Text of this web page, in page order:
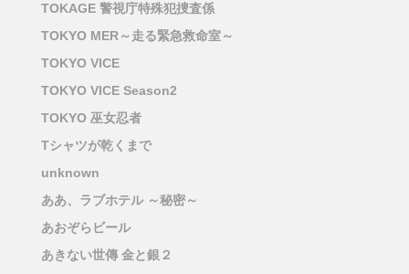
TOKAGE 警視庁特殊犯捜査係
TOKYO MER～走る緊急救命室～
TOKYO VICE
TOKYO VICE Season2
TOKYO 巫女忍者
Tシャツが乾くまで
unknown
ああ、ラブホテル ～秘密～
あおぞらビール
あきない世傳 金と銀２